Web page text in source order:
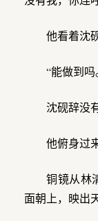
他看着沈
“能做到吗
沈砚辞没
他俯身过
铜镜从林
面朝上，映出